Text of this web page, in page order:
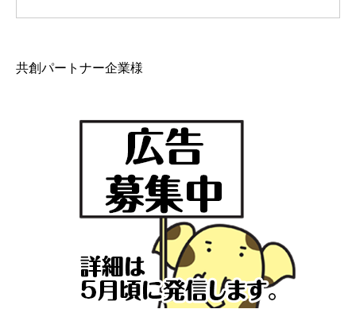
共創パートナー企業様